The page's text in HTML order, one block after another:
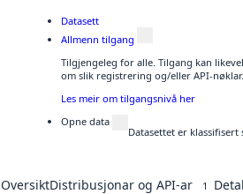
Datasett
Allmenn tilgang
Tilgjengeleg for alle. Tilgang kan
om slik registrering og/eller API-nøklar.
Les meir om tilgangsnivå her
Opne data
Datasettet er
OversiktDistribusjonar og API-ar 1